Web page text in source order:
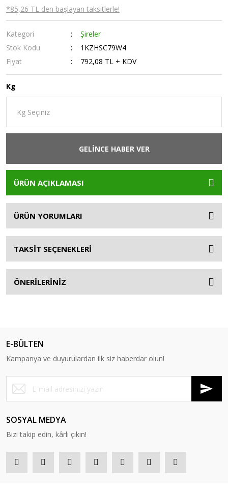
*85,26 TL den başlayan taksitlerle!
Kategori
Şireler
Stok Kodu
1KZHSC79W4
Fiyat
792,08 TL + KDV
Kg
GELİNCE HABER VER
ÜRÜN AÇIKLAMASI
ÜRÜN YORUMLARI
TAKSİT SEÇENEKLERİ
ÖNERİLERİNİZ
E-BÜLTEN
Kampanya ve duyurulardan ilk siz haberdar olun!
SOSYAL MEDYA
Bizi takip edin, kârlı çıkın!